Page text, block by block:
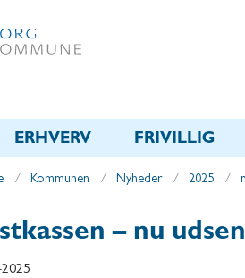
ERHVERV FRIVILLIG
Kommunen Nyheder 2025
– nu